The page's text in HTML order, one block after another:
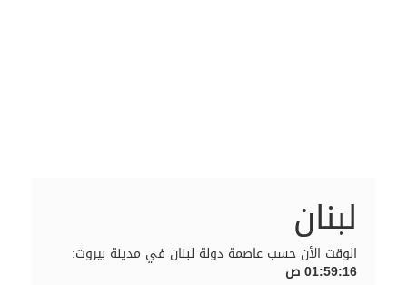
لبنان
الوقت الأن حسب عاصمة دولة لبنان في مدينة بيروت:
01:59:16 ص